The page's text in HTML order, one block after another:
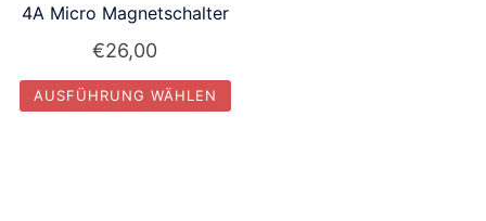
4A Micro Magnetschalter
€26,00
AUSFÜHRUNG WÄHLEN